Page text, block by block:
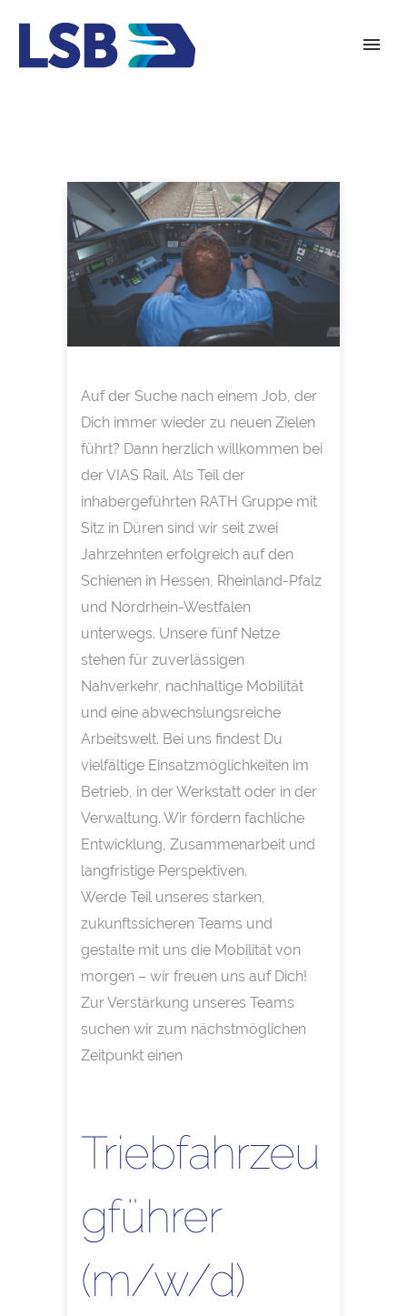
Auf der Suche nach einem Job, der
Dich immer wieder zu neuen Zielen
führt? Dann herzlich willkommen bei
der VIAS Rail. Als Teil der
inhabergeführten RATH Gruppe mit
Sitz in Düren sind wir seit zwei
Jahrzehnten erfolgreich auf den
Schienen in Hessen, Rheinland-Pfalz
und Nordrhein-Westfalen
unterwegs. Unsere fünf Netze
stehen für zuverlässigen
Nahverkehr, nachhaltige Mobilität
und eine abwechslungsreiche
Arbeitswelt. Bei uns findest Du
vielfältige Einsatzmöglichkeiten im
Betrieb, in der Werkstatt oder in der
Verwaltung. Wir fördern fachliche
Entwicklung, Zusammenarbeit und
langfristige Perspektiven.
Werde Teil unseres starken,
zukunftssicheren Teams und
gestalte mit uns die Mobilität von
morgen – wir freuen uns auf Dich!
Zur Verstärkung unseres Teams
suchen wir zum nächstmöglichen
Zeitpunkt einen
Triebfahrzeu
gführer
(m/w/d)